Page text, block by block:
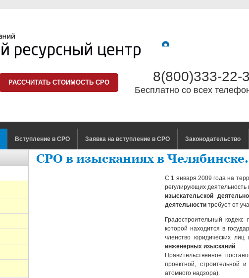
РАССЧИТАТЬ СТОИМОСТЬ СРО 8(800)333-22-
Бесплатно со всех
Вступление в СРО Заявка на вступление в СРО Законодательство
СРО в изысканиях в
С 1 января 2009 года на
регулирующих
изыскательской
деятельности требует от
Градостроительный кодекс
которой находится в
членство юридических
инженерных изысканий.
Правительственное
проектной, строительной
атомного надзора).